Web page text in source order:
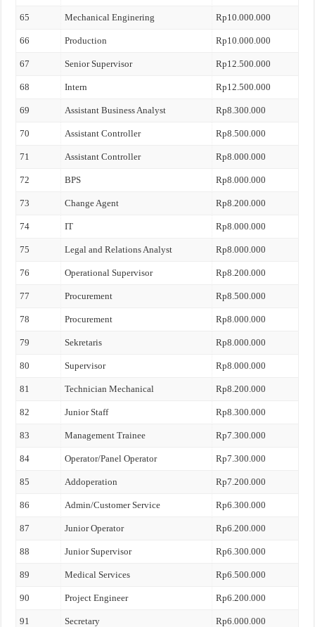
65 Mechanical Enginering Rp10.000.000
66 Production Rp10.000.000
67 Senior Supervisor Rp12.500.000
68 Intern Rp12.500.000
69 Assistant Business Analyst Rp8.300.000
70 Assistant Controller Rp8.500.000
71 Assistant Controller Rp8.000.000
72 BPS Rp8.000.000
73 Change Agent Rp8.200.000
74 IT Rp8.000.000
75 Legal and Relations Analyst Rp8.000.000
76 Operational Supervisor Rp8.200.000
77 Procurement Rp8.500.000
78 Procurement Rp8.000.000
79 Sekretaris Rp8.000.000
80 Supervisor Rp8.000.000
81 Technician Mechanical Rp8.200.000
82 Junior Staff Rp8.300.000
83 Management Trainee Rp7.300.000
84 Operator/Panel Operator Rp7.300.000
85 Addoperation Rp7.200.000
86 Admin/Customer Service Rp6.300.000
87 Junior Operator Rp6.200.000
88 Junior Supervisor Rp6.300.000
89 Medical Services Rp6.500.000
90 Project Engineer Rp6.200.000
91 Secretary Rp6.000.000